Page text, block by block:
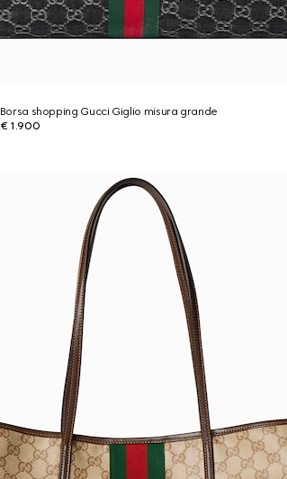
Borsa shopping Gucci Giglio misura grande
€ 1.900